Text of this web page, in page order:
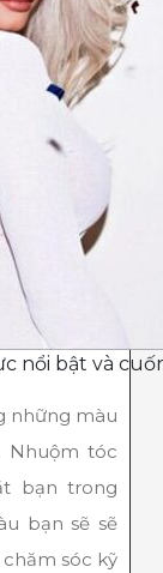
nổi bật và
những màu
Nhuộm tóc
bạn trong
bạn sẽ sẽ
sóc kỹ